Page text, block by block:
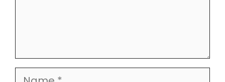
Name